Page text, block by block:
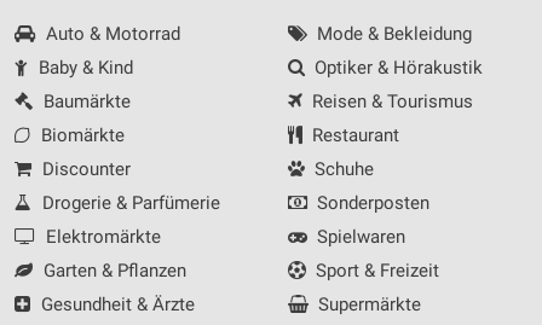
Auto & Motorrad
Baby & Kind
Baumärkte
Biomärkte
Discounter
Drogerie & Parfümerie
Elektromärkte
Garten & Pflanzen
Gesundheit & Ärzte
Mode & Bekleidung
Optiker & Hörakustik
Reisen & Tourismus
Restaurant
Schuhe
Sonderposten
Spielwaren
Sport & Freizeit
Supermärkte